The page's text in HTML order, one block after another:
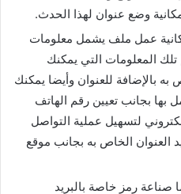
وضع عنوان لهذا الحدث.
عمل ملف يشمل معلومات
المعلومات التي يمكنك
بالإضافة للعنوان وأيضا يمكنك
بها بجانب تعيين رقم الهاتف
لتسهيل عملية التواصل
العنوان الخاص به بجانب موقع
صناعة رمز خاصة بالبريد